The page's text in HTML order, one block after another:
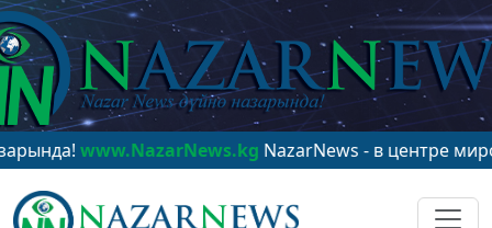
www.NazarNews.kgNazarNews - в центре мирового